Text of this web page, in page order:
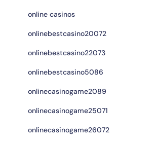
online casinos
onlinebestcasino20072
onlinebestcasino22073
onlinebestcasino5086
onlinecasinogame2089
onlinecasinogame25071
onlinecasinogame26072